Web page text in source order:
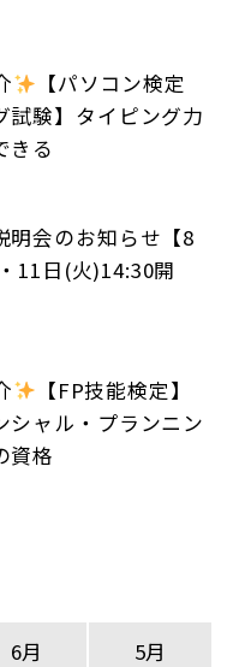
【パソコン検定
試験】タイピング力
きる
明会のお知らせ【8
11日(火)14:30開
【FP技能検定】
シャル・プランニン
資格
6月 5月